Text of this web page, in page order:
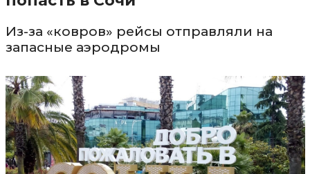
Из-за «ковров» рейсы отправляли на
запасные аэродромы